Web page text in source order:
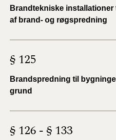
Brandtekniske
af brand- og røgspredning
§ 125
Brandspredning til
grund
§ 126 - § 133